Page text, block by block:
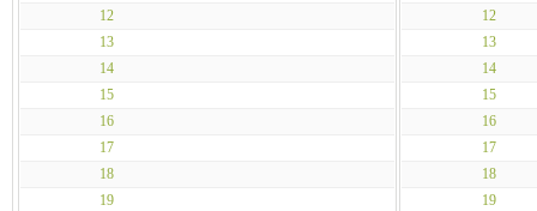
12
13
14
15
16
17
18
19
12
13
14
15
16
17
18
19